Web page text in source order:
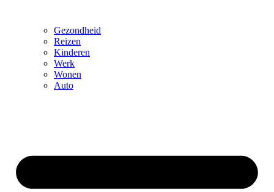
Gezondheid
Reizen
Kinderen
Werk
Wonen
Auto